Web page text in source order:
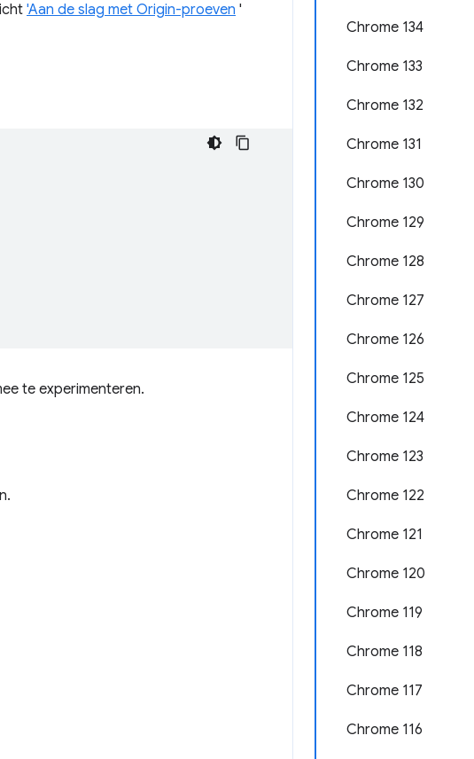
Chrome 134
Chrome 133
Chrome 132
Chrome 131
Chrome 130
Chrome 129
Chrome 128
Chrome 127
Chrome 126
Chrome 125
Chrome 124
Chrome 123
Chrome 122
Chrome 121
Chrome 120
Chrome 119
Chrome 118
Chrome 117
Chrome 116
'Aan de slag met Origin-proeven '
te experimenteren.